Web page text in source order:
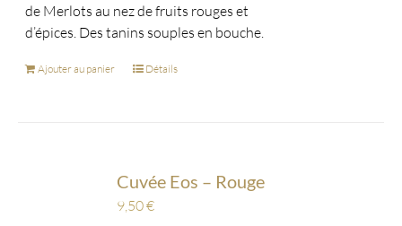
de Merlots au nez de fruits rouges et
d’épices. Des tanins souples en bouche.
Ajouter au panier Détails
Cuvée Eos – Rouge
9,50€